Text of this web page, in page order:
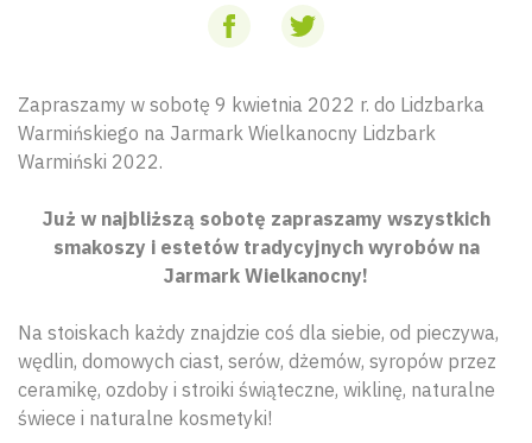
Zapraszamy w sobotę 9 kwietnia 2022 r. do Lidzbarka
Warmińskiego na Jarmark Wielkanocny Lidzbark
Warmiński 2022.
Już w najbliższą sobotę zapraszamy wszystkich
smakoszy i estetów tradycyjnych wyrobów na
Jarmark Wielkanocny!
Na stoiskach każdy znajdzie coś dla siebie, od pieczywa,
wędlin, domowych ciast, serów, dżemów, syropów przez
ceramikę, ozdoby i stroiki świąteczne, wiklinę, naturalne
świece i naturalne kosmetyki!